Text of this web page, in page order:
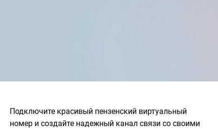
Подключите красивый пензенский виртуальный
номер и создайте надежный канал связи со своими